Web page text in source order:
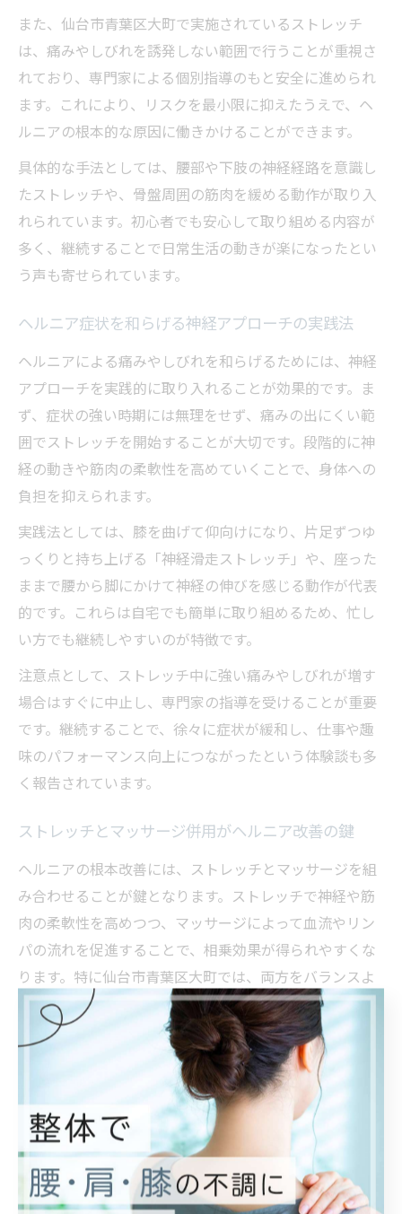
また、仙台市青葉区大町で実施されているストレッチ
は、痛みやしびれを誘発しない範囲で行うことが重視さ
れており、専門家による個別指導のもと安全に進められ
ます。これにより、リスクを最小限に抑えたうえで、ヘ
ルニアの根本的な原因に働きかけることができます。
具体的な手法としては、腰部や下肢の神経経路を意識し
たストレッチや、骨盤周囲の筋肉を緩める動作が取り入
れられています。初心者でも安心して取り組める内容が
多く、継続することで日常生活の動きが楽になったとい
う声も寄せられています。
ヘルニア症状を和らげる神経アプローチの実践法
ヘルニアによる痛みやしびれを和らげるためには、神経
アプローチを実践的に取り入れることが効果的です。ま
ず、症状の強い時期には無理をせず、痛みの出にくい範
囲でストレッチを開始することが大切です。段階的に神
経の動きや筋肉の柔軟性を高めていくことで、身体への
負担を抑えられます。
実践法としては、膝を曲げて仰向けになり、片足ずつゆ
っくりと持ち上げる「神経滑走ストレッチ」や、座った
ままで腰から脚にかけて神経の伸びを感じる動作が代表
的です。これらは自宅でも簡単に取り組めるため、忙し
い方でも継続しやすいのが特徴です。
注意点として、ストレッチ中に強い痛みやしびれが増す
場合はすぐに中止し、専門家の指導を受けることが重要
です。継続することで、徐々に症状が緩和し、仕事や趣
味のパフォーマンス向上につながったという体験談も多
く報告されています。
ストレッチとマッサージ併用がヘルニア改善の鍵
ヘルニアの根本改善には、ストレッチとマッサージを組
み合わせることが鍵となります。ストレッチで神経や筋
肉の柔軟性を高めつつ、マッサージによって血流やリン
パの流れを促進することで、相乗効果が得られやすくな
ります。特に仙台市青葉区大町では、両方をバランスよ
く取り入れた施術が実践されています。
この併用法のメリットは、筋肉の緊張を和らげることで
ストレッチの効果が高まり、逆にストレッチを行った後
にマッサージを受けることでリラックス効果や回復力が
向上する点です。実際、医療機関や専門サロンでも導入
例が増えており、症状の早期改善や再発予防に役立って
います。
ただし、自己流で無理に行うと逆効果となる場合もある